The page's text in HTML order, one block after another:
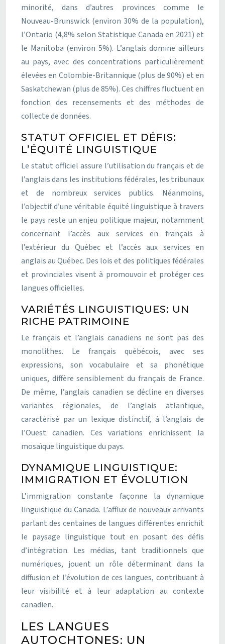
minorité, dans d’autres provinces comme le
Nouveau-Brunswick (environ 30% de la population),
l’Ontario (4,8% selon Statistique Canada en 2021) et
le Manitoba (environ 5%). L’anglais domine ailleurs
au pays, avec des concentrations particulièrement
élevées en Colombie-Britannique (plus de 90%) et en
Saskatchewan (plus de 85%). Ces chiffres fluctuent en
fonction des recensements et des méthodes de
collecte de données.
STATUT OFFICIEL ET DÉFIS:
L’ÉQUITÉ LINGUISTIQUE
Le statut officiel assure l’utilisation du français et de
l’anglais dans les institutions fédérales, les tribunaux
et de nombreux services publics. Néanmoins,
l’objectif d’une véritable équité linguistique à travers
le pays reste un enjeu politique majeur, notamment
concernant l’accès aux services en français à
l’extérieur du Québec et l’accès aux services en
anglais au Québec. Des lois et des politiques fédérales
et provinciales visent à promouvoir et protéger ces
langues officielles.
VARIÉTÉS LINGUISTIQUES: UN
RICHE PATRIMOINE
Le français et l’anglais canadiens ne sont pas des
monolithes. Le français québécois, avec ses
expressions, son vocabulaire et sa phonétique
uniques, diffère sensiblement du français de France.
De même, l’anglais canadien se décline en diverses
variantes régionales, de l’anglais atlantique,
caractérisé par un lexique distinctif, à l’anglais de
l’Ouest canadien. Ces variations enrichissent la
mosaïque linguistique du pays.
DYNAMIQUE LINGUISTIQUE:
IMMIGRATION ET ÉVOLUTION
L’immigration constante façonne la dynamique
linguistique du Canada. L’afflux de nouveaux arrivants
parlant des centaines de langues différentes enrichit
le paysage linguistique tout en posant des défis
d’intégration. Les médias, tant traditionnels que
numériques, jouent un rôle déterminant dans la
diffusion et l’évolution de ces langues, contribuant à
leur visibilité et à leur adaptation au contexte
canadien.
LES LANGUES
AUTOCHTONES: UN